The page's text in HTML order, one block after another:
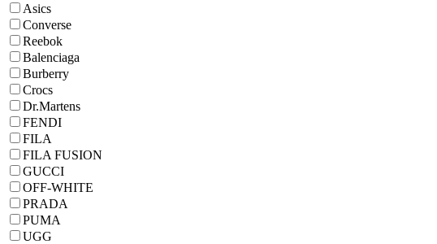
Asics
Converse
Reebok
Balenciaga
Burberry
Crocs
Dr.Martens
FENDI
FILA
FILA FUSION
GUCCI
OFF-WHITE
PRADA
PUMA
UGG